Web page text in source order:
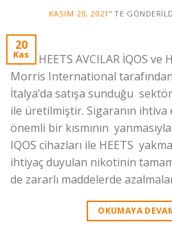
KASIM 20, 2021 ’' TE
20
Kas
İQOS HEETS AVCILAR İQOS
Morris International
İtalya’da satışa sunduğu
ile üretilmiştir. Sigaranın ihtiva
önemli bir kısmının
IQOS cihazları ile HEETS
ihtiyaç duyulan nikotinin
de zararlı maddelerde
OKUMAYA